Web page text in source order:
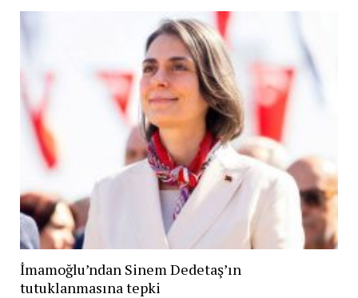
İmamoğlu’ndan Sinem Dedetaş’ın
tutuklanmasına tepki